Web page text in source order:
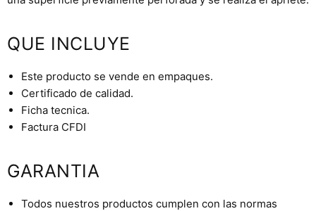
QUE INCLUYE
Este producto se vende en empaques.
Certificado de calidad.
Ficha tecnica.
Factura CFDI
GARANTIA
Todos nuestros productos cumplen con las normas